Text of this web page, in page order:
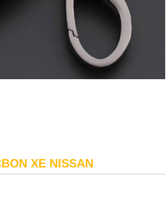
XE NISSAN